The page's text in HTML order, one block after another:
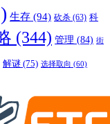
生存 (94) 砍杀 (63) 科
(344) 管理 (84) 街
解谜 (75) 选择取向 (60)